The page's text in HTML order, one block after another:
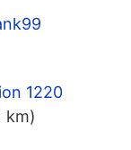
1220
km)